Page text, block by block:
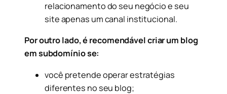
relacionamento do seu negócio e seu
site apenas um canal institucional.
Por outro lado, é recomendável criar um blog
em subdomínio se:
você pretende operar estratégias
diferentes no seu blog;